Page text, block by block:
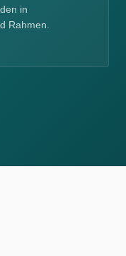
in
Rahmen.